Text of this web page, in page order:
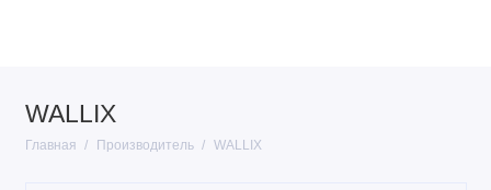
WALLIX
Главная Производитель WALLIX